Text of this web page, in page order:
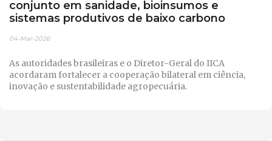
conjunto em sanidade, bioinsumos e
sistemas produtivos de baixo carbono
04-Mar-2026
As autoridades brasileiras e o Diretor-Geral do IICA
acordaram fortalecer a cooperação bilateral em ciência,
inovação e sustentabilidade agropecuária.